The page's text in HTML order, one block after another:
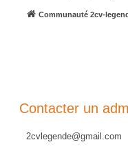
Communauté 2cv-
Contacter un
2cvlegende@gmail.com